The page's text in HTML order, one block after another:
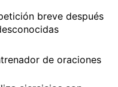
breve después
de oraciones